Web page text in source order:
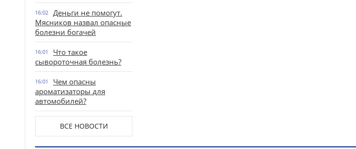
16:02
Деньги не помогут.
Мясников назвал опасные
болезни богачей
16:01
Что такое
сывороточная болезнь?
16:01
Чем опасны
ароматизаторы для
автомобилей?
ВСЕ НОВОСТИ